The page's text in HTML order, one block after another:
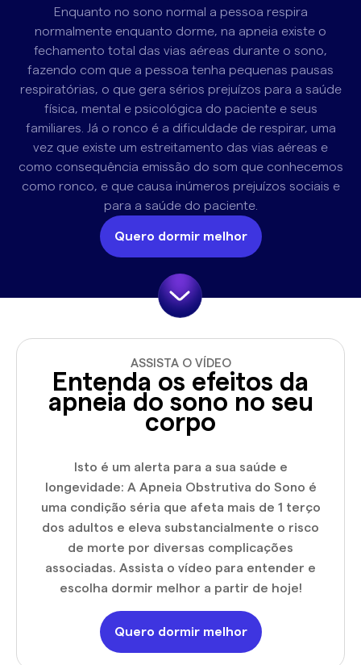
Enquanto no sono normal a pessoa respira
normalmente enquanto dorme, na apneia existe o
fechamento total das vias aéreas durante o sono,
fazendo com que a pessoa tenha pequenas pausas
respiratórias, o que gera sérios prejuízos para a saúde
física, mental e psicológica do paciente e seus
familiares. Já o ronco é a dificuldade de respirar, uma
vez que existe um estreitamento das vias aéreas e
como consequência emissão do som que conhecemos
como ronco, e que causa inúmeros prejuízos sociais e
para a saúde do paciente.
Quero dormir melhor
ASSISTA O VÍDEO
Entenda os efeitos da
apneia do sono no seu
corpo
Isto é um alerta para a sua saúde e
longevidade: A Apneia Obstrutiva do Sono é
uma condição séria que afeta mais de 1 terço
dos adultos e eleva substancialmente o risco
de morte por diversas complicações
associadas. Assista o vídeo para entender e
escolha dormir melhor a partir de hoje!
Quero dormir melhor